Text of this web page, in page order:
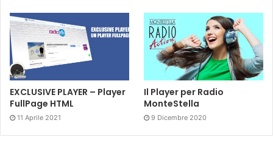
EXCLUSIVE PLAYER – Player
FullPage HTML
11 Aprile 2021
Il Player per Radio
MonteStella
9 Dicembre 2020